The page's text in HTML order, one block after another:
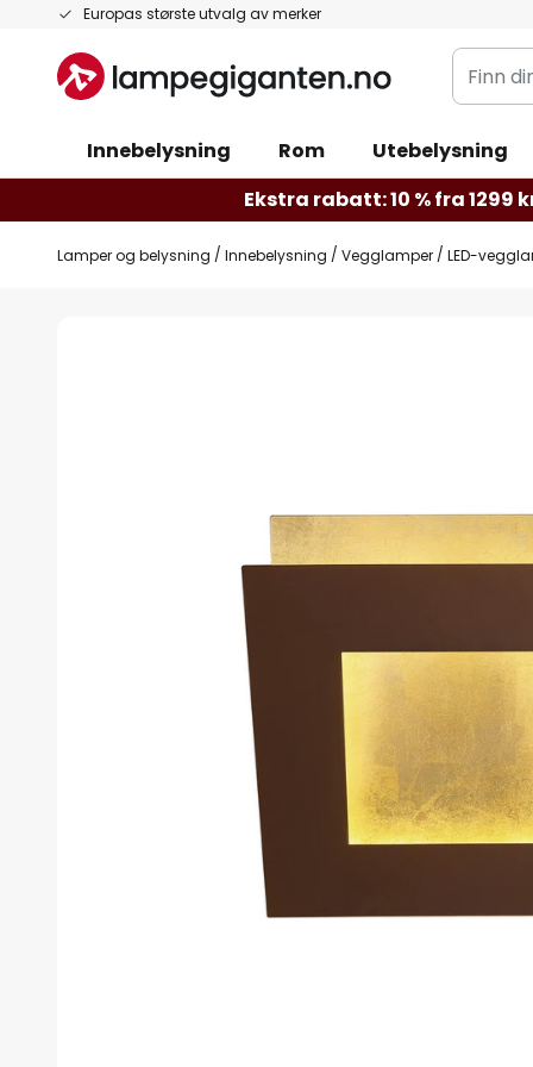
Europas største utvalg av merker
Hopp
innhold
Finn
din
Innebelysning Rom Utebelysning
Ekstra rabatt: 10 % fra 1299
Lamper og belysning Innebelysning Vegglamper LED-